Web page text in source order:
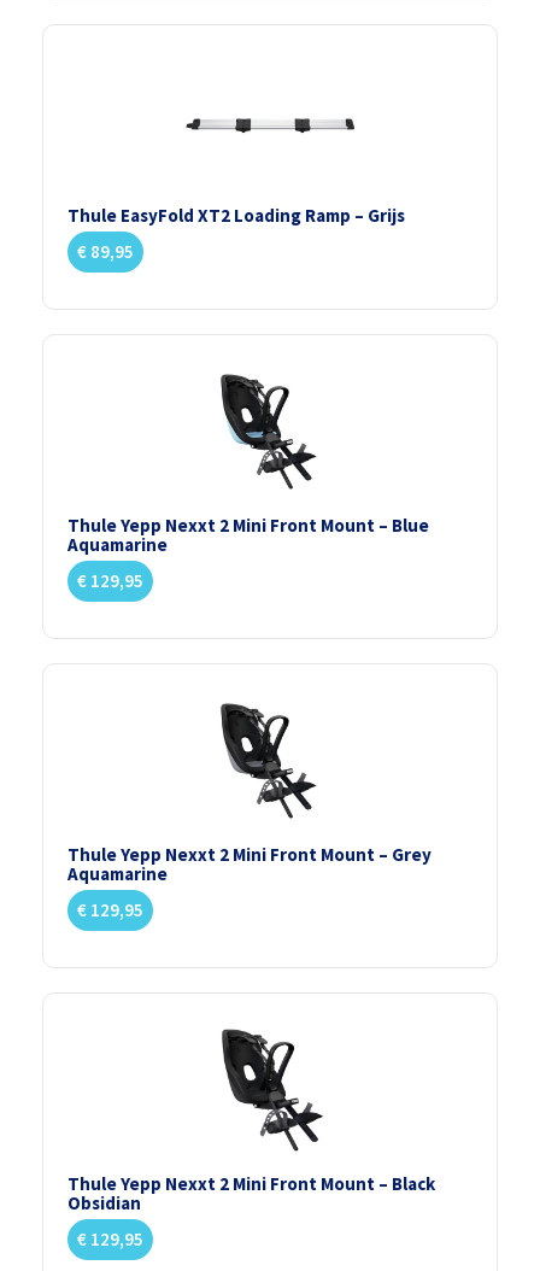
Thule EasyFold XT2 Loading Ramp – Grijs
€ 89,95
Thule Yepp Nexxt 2 Mini Front Mount – Blue
Aquamarine
€ 129,95
Thule Yepp Nexxt 2 Mini Front Mount – Grey
Aquamarine
€ 129,95
Thule Yepp Nexxt 2 Mini Front Mount – Black
Obsidian
€ 129,95